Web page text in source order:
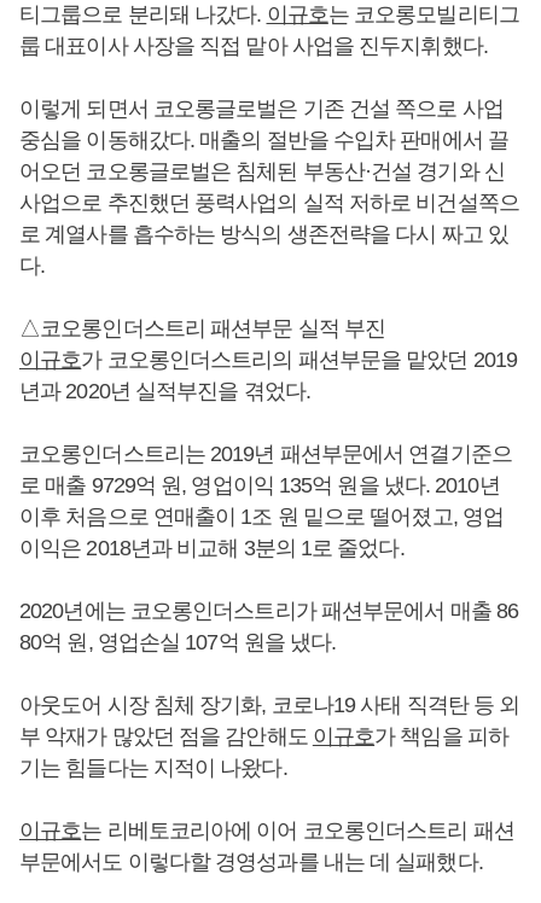
티그룹으로 분리돼 나갔다. 이규호는 코오롱모빌리티그
룹 대표이사 사장을 직접 맡아 사업을 진두지휘했다.
이렇게 되면서 코오롱글로벌은 기존 건설 쪽으로 사업
중심을 이동해갔다. 매출의 절반을 수입차 판매에서 끌
어오던 코오롱글로벌은 침체된 부동산·건설 경기와 신
사업으로 추진했던 풍력사업의 실적 저하로 비건설쪽으
로 계열사를 흡수하는 방식의 생존전략을 다시 짜고 있
다.
△코오롱인더스트리 패션부문 실적 부진
이규호가 코오롱인더스트리의 패션부문을 맡았던 2019
년과 2020년 실적부진을 겪었다.
코오롱인더스트리는 2019년 패션부문에서 연결기준으
로 매출 9729억 원, 영업이익 135억 원을 냈다. 2010년
이후 처음으로 연매출이 1조 원 밑으로 떨어졌고, 영업
이익은 2018년과 비교해 3분의 1로 줄었다.
2020년에는 코오롱인더스트리가 패션부문에서 매출 86
80억 원, 영업손실 107억 원을 냈다.
아웃도어 시장 침체 장기화, 코로나19 사태 직격탄 등 외
부 악재가 많았던 점을 감안해도 이규호가 책임을 피하
기는 힘들다는 지적이 나왔다.
이규호는 리베토코리아에 이어 코오롱인더스트리 패션
부문에서도 이렇다할 경영성과를 내는 데 실패했다.